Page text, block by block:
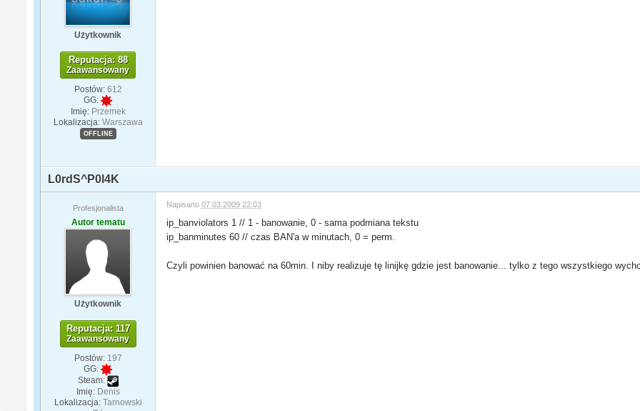
Użytkownik
Reputacja: 88
Zaawansowany
Postów: 612
GG:
Imię: Przemek
Lokalizacja: Warszawa
OFFLINE
L0rdS^P0l4K
Profesjonalista
Autor tematu
Użytkownik
Reputacja: 117
Zaawansowany
Postów: 197
GG:
Steam:
Imię: Denis
Lokalizacja: Tarnowski
Napisano07.03.2009 22:03
ip_banviolators 1 // 1 - banowanie, 0 - sama podmiana tekstu
ip_banminutes 60 // czas BAN'a w minutach, 0 = perm.
Czyli powinien banować na 60min. I niby realizuje tę linijkę gdzie jest banowanie... tylko z tego wszystkiego